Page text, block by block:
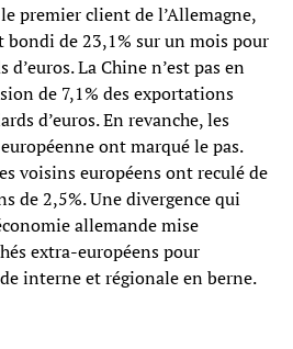
premier client de l’Allemagne,
bondi de 23,1% sur un mois pour
La Chine n’est pas en
de 7,1% des exportations
d’euros. En revanche, les
ont marqué le pas.
voisins européens ont reculé de
de 2,5%. Une divergence qui
allemande mise
extra-européens pour
interne et régionale en berne.